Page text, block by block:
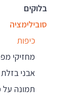
בלוקים
סובילימציה
כיפות
מחזיקי
אבני בזלת
תמונה